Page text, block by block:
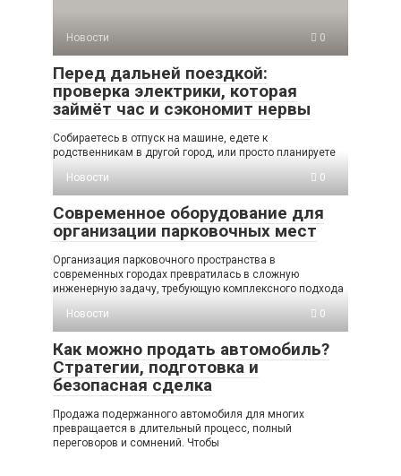
Новости 0
Перед дальней поездкой:
проверка электрики, которая
займёт час и сэкономит нервы
Собираетесь в отпуск на машине, едете к
родственникам в другой город, или просто планируете
Новости
0
Современное оборудование для
организации парковочных мест
Организация парковочного пространства в
современных городах превратилась в сложную
инженерную задачу, требующую комплексного подхода
Новости
0
Как можно продать автомобиль?
Стратегии, подготовка и
безопасная сделка
Продажа подержанного автомобиля для многих
превращается в длительный процесс, полный
переговоров и сомнений. Чтобы